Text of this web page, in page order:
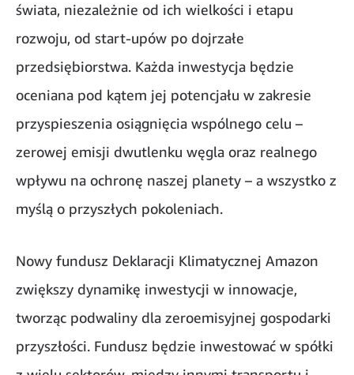
świata, niezależnie od ich wielkości i etapu
rozwoju, od start-upów po dojrzałe
przedsiębiorstwa. Każda inwestycja będzie
oceniana pod kątem jej potencjału w zakresie
przyspieszenia osiągnięcia wspólnego celu –
zerowej emisji dwutlenku węgla oraz realnego
wpływu na ochronę naszej planety – a wszystko z
myślą o przyszłych pokoleniach.
Nowy fundusz Deklaracji Klimatycznej Amazon
zwiększy dynamikę inwestycji w innowacje,
tworząc podwaliny dla zeroemisyjnej gospodarki
przyszłości. Fundusz będzie inwestować w spółki